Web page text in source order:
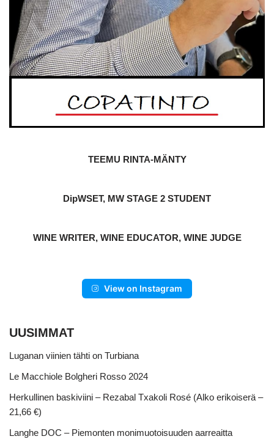
TEEMU RINTA-MÄNTY
DipWSET, MW STAGE 2 STUDENT
WINE WRITER, WINE EDUCATOR, WINE JUDGE
View on Instagram
UUSIMMAT
Luganan viinien tähti on Turbiana
Le Macchiole Bolgheri Rosso 2024
Herkullinen baskiviini – Rezabal Txakoli Rosé (Alko erikoiserä –
21,66 €)
Langhe DOC – Piemonten monimuotoisuuden aarreaitta